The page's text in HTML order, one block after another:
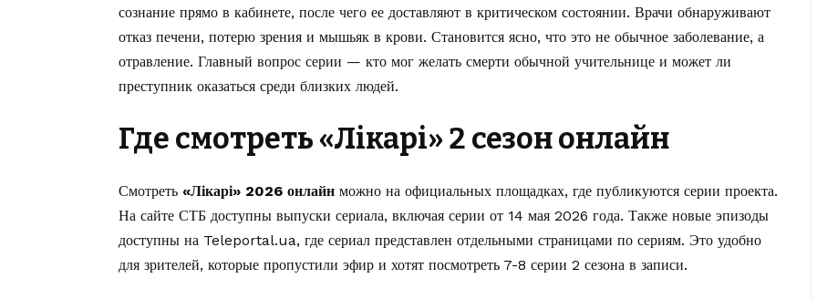
сознание прямо в кабинете, после чего ее доставляют в критическом состоянии. Врачи обнаруживают
отказ печени, потерю зрения и мышьяк в крови. Становится ясно, что это не обычное заболевание, а
отравление. Главный вопрос серии — кто мог желать смерти обычной учительнице и может ли
преступник оказаться среди близких людей.
Где смотреть «Лікарі» 2 сезон онлайн
Смотреть «Лікарі» 2026 онлайн можно на официальных площадках, где публикуются серии проекта.
На сайте СТБ доступны выпуски сериала, включая серии от 14 мая 2026 года. Также новые эпизоды
доступны на Teleportal.ua, где сериал представлен отдельными страницами по сериям. Это удобно
для зрителей, которые пропустили эфир и хотят посмотреть 7-8 серии 2 сезона в записи.